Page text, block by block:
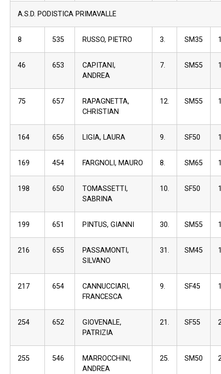
A.S.D. PODISTICA PRIMAVALLE
8 535 RUSSO, PIETRO 3. SM35
46 653
CAPITANI,
ANDREA
7. SM55
75 657
RAPAGNETTA,
CHRISTIAN
12. SM55
164 656 LIGIA, LAURA 9. SF50
169 454 FARGNOLI, MAURO 8. SM65
198 650
TOMASSETTI,
SABRINA
10. SF50
199 651 PINTUS, GIANNI 30. SM55
216 655
PASSAMONTI,
SILVANO
31. SM45
217 654
CANNUCCIARI,
FRANCESCA
9. SF45
254 652
GIOVENALE,
PATRIZIA
21. SF55
255 546
MARROCCHINI,
ANDREA
25. SM50